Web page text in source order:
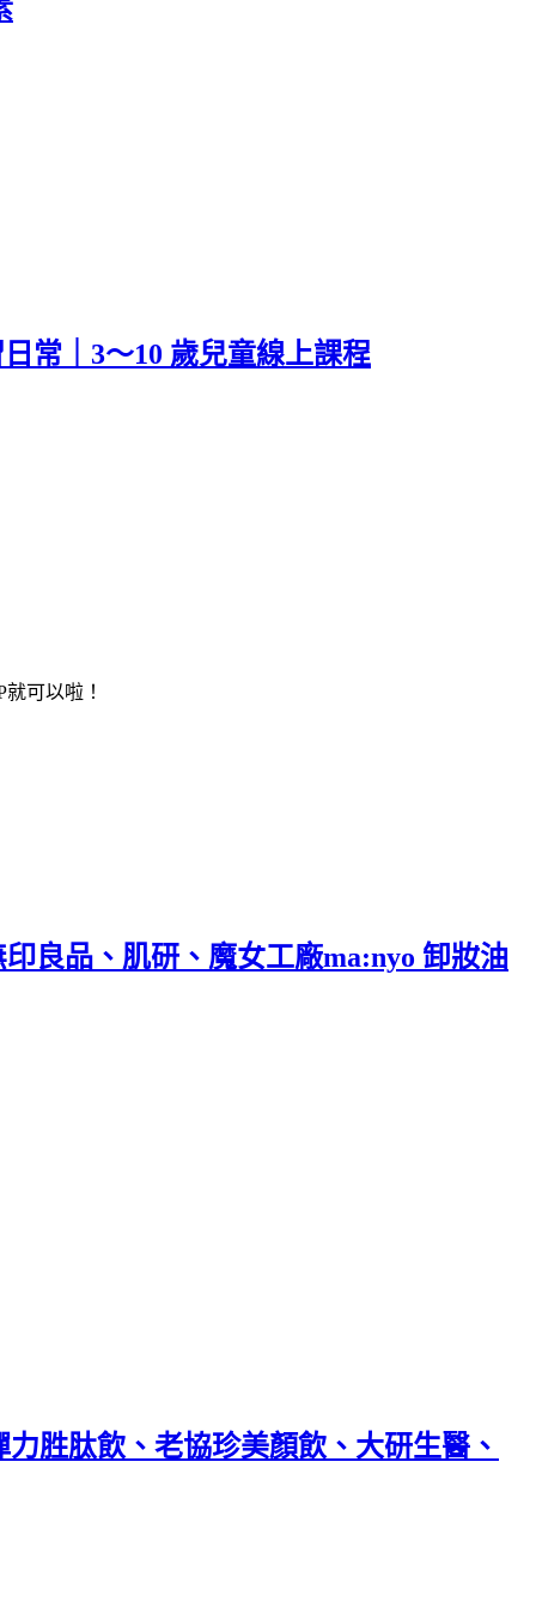
常｜3～10 歲兒童線上課程
可以啦！
良品、肌研、魔女工廠ma:nyo 卸妝油
胜肽飲、老協珍美顏飲、大研生醫、